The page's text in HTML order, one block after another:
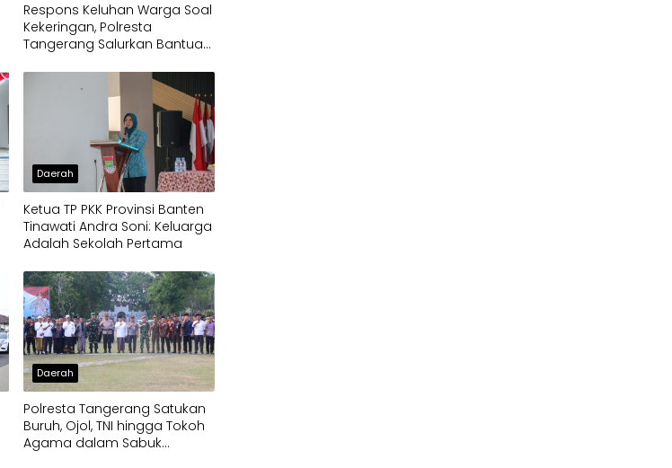
Respons Keluhan Warga Soal
Kekeringan, Polresta
Tangerang Salurkan Bantuan
Daerah
Ketua TP PKK Provinsi Banten
Tinawati Andra Soni: Keluarga
Adalah Sekolah Pertama
Daerah
Polresta Tangerang Satukan
Buruh, Ojol, TNI hingga Tokoh
Agama dalam Sabuk